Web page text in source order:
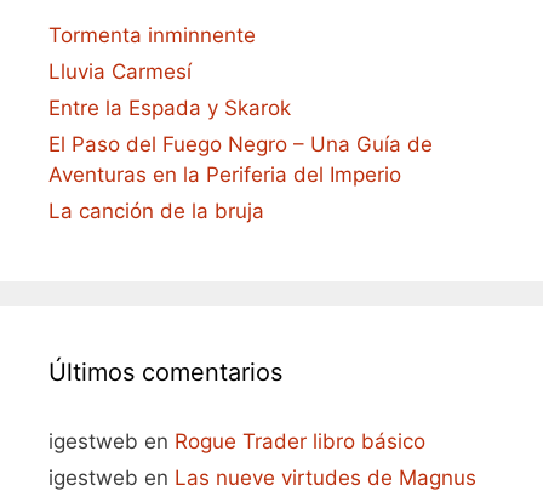
Tormenta inminnente
Lluvia Carmesí
Entre la Espada y Skarok
El Paso del Fuego Negro – Una Guía de
Aventuras en la Periferia del Imperio
La canción de la bruja
Últimos comentarios
igestweb en Rogue Trader libro básico
igestweb en Las nueve virtudes de Magnus